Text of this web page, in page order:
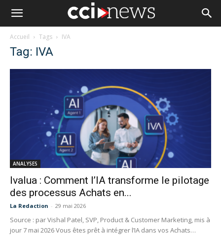
Accueil Tags IVA
Tag: IVA
ANALYSES
Ivalua : Comment l’IA transforme le pilotage
des processus Achats en...
La Redaction - 29 mai 2026
Source : par Vishal Patel, SVP, Product & Customer Marketing, mis à
jour 7 mai 2026 Vous êtes prêt à intégrer l’IA dans vos Achats…